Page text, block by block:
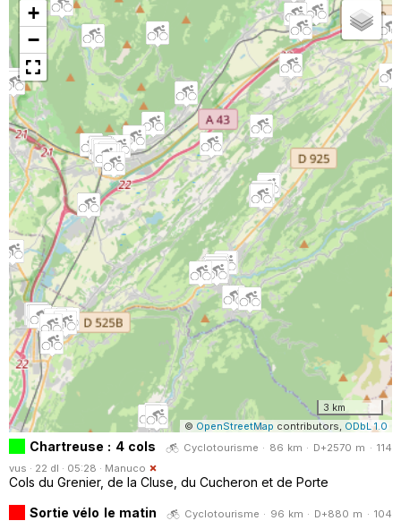
Trier par
Horodatage Photos
+
−
3 km
© OpenStreetMap contributors, ODbL 1.0
Chartreuse : 4 cols
Cyclotourisme · 86 km · D+2570 m · 114
vus · 22 dl · 05:28 · Manuco
Cols du Grenier, de la Cluse, du Cucheron et de Porte
Sortie vélo le matin
Cyclotourisme · 96 km · D+880 m · 104